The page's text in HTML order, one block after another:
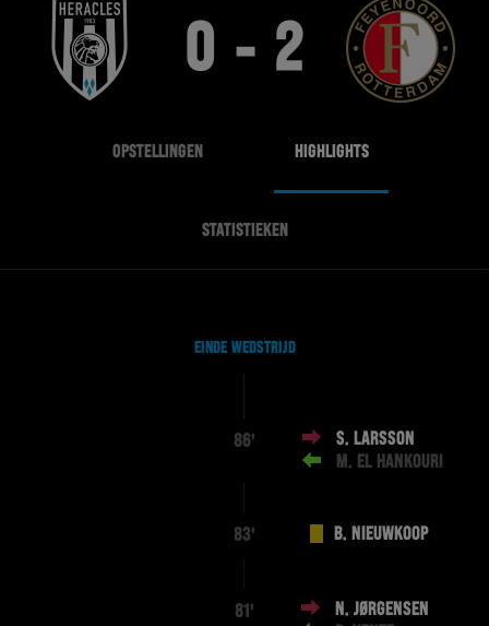
0 - 2
OPSTELLINGEN HIGHLIGHTS
STATISTIEKEN
EINDE WEDSTRIJD
86'
S. LARSSON
M. EL HANKOURI
83' B. NIEUWKOOP
81'
N. JØRGENSEN